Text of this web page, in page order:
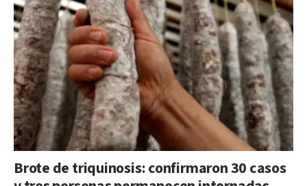
Brote de triquinosis: confirmaron 30 casos